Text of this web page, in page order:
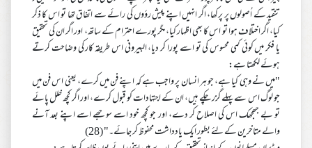
تنقید کے اُصولوں پر پرکھا، اگر انہیں اپنے پیش رؤوں کی رائے سے اتفاق تھا تو اس کا ذکر
کیا، اگر اختلاف ہوا تو اس کا بھی اظہار کیا، مگر پورے احترام کے ساتھ، اور اگر ان کی تحقیق
یا فکر میں کوئی کمی محسوس کی تو اسے پورا کر دیا، البیرونی اس طریقہ کار کی وضاحت کرتے
ہوئے لکھتا ہے:
"میں نے وہی کیا ہے، جو ہر انسان پر واجب ہے کہ اپنے فن میں کرے، یعنی اس فن میں
جو لوگ اس سے پہلے گزر چکے ہیں، ان کے اجتہادات کو قبول کرے، اور اگر کچھ خلل پائے
تو بے جھجھک اس کی اصلاح کر دے، اور جو کچھ خود اسے سوجھے اسے اپنے بعد آنے
والے متاخرین کے لئے بطور ایک یادداشت محفوظ کر جائے۔" (28)